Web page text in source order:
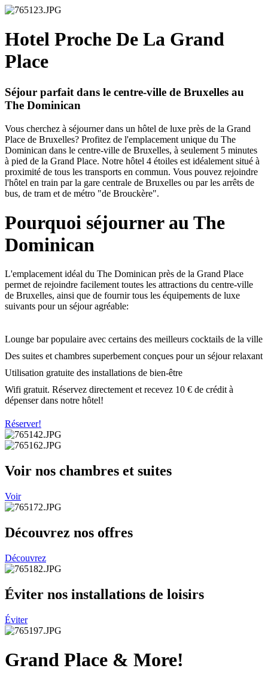
Hotel Proche De La Grand
Place
Séjour parfait dans le centre-ville de Bruxelles au
The Dominican
Vous cherchez à séjourner dans un hôtel de luxe près de la Grand
Place de Bruxelles? Profitez de l'emplacement unique du The
Dominican dans le centre-ville de Bruxelles, à seulement 5 minutes
à pied de la Grand Place. Notre hôtel 4 étoiles est idéalement situé à
proximité de tous les transports en commun. Vous pouvez rejoindre
l'hôtel en train par la gare centrale de Bruxelles ou par les arrêts de
bus, de tram et de métro "de Brouckère".
Pourquoi séjourner au The
Dominican
L'emplacement idéal du The Dominican près de la Grand Place
permet de rejoindre facilement toutes les attractions du centre-ville
de Bruxelles, ainsi que de fournir tous les équipements de luxe
suivants pour un séjour agréable:
Lounge bar populaire avec certains des meilleurs cocktails de la ville
Des suites et chambres superbement conçues pour un séjour relaxant
Utilisation gratuite des installations de bien-être
Wifi gratuit. Réservez directement et recevez 10 € de crédit à
dépenser dans notre hôtel!
Réserver!
Voir nos chambres et suites
Voir
Découvrez nos offres
Découvrez
Éviter nos installations de loisirs
Éviter
Grand Place & More!